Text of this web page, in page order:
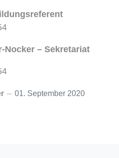
Nocker – Sekretariat
01. September 2020